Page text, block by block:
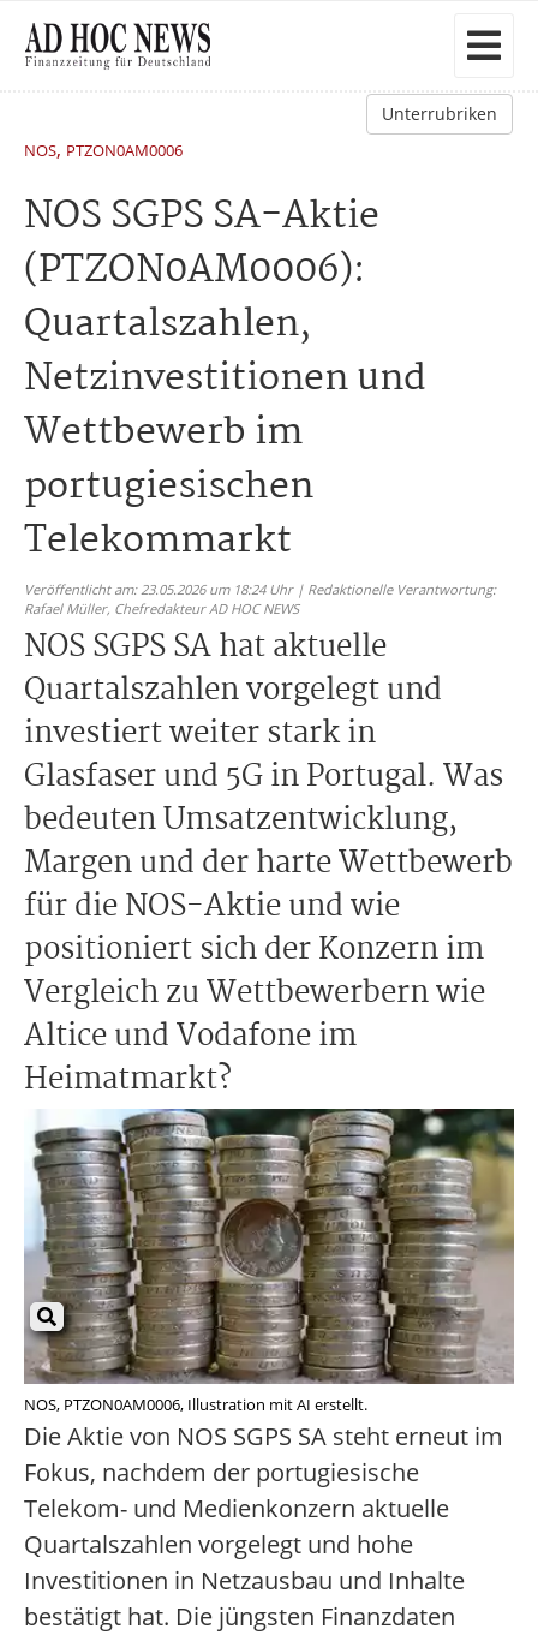
Unterrubriken
NOS, PTZON0AM0006
NOS SGPS SA-Aktie
(PTZON0AM0006):
Quartalszahlen,
Netzinvestitionen und
Wettbewerb im
portugiesischen
Telekommarkt
Veröffentlicht am: 23.05.2026 um 18:24 Uhr | Redaktionelle Verantwortung:
Rafael Müller, Chefredakteur AD HOC NEWS
NOS SGPS SA hat aktuelle
Quartalszahlen vorgelegt und
investiert weiter stark in
Glasfaser und 5G in Portugal. Was
bedeuten Umsatzentwicklung,
Margen und der harte Wettbewerb
für die NOS-Aktie und wie
positioniert sich der Konzern im
Vergleich zu Wettbewerbern wie
Altice und Vodafone im
Heimatmarkt?
NOS, PTZON0AM0006, Illustration mit AI erstellt.
Die Aktie von NOS SGPS SA steht erneut im
Fokus, nachdem der portugiesische
Telekom- und Medienkonzern aktuelle
Quartalszahlen vorgelegt und hohe
Investitionen in Netzausbau und Inhalte
bestätigt hat. Die jüngsten Finanzdaten